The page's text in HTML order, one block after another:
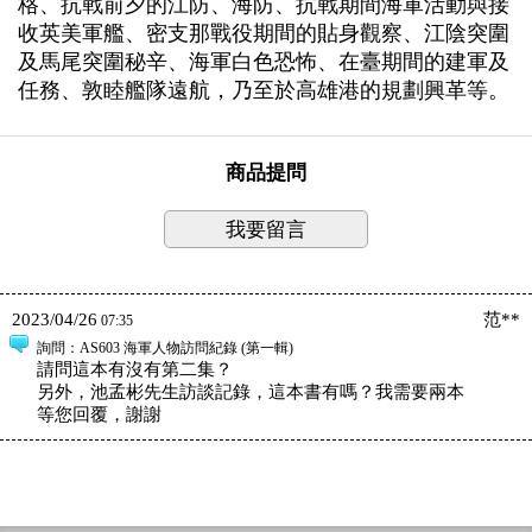
格、抗戰前夕的江防、海防、抗戰期間海軍活動與接
收英美軍艦、密支那戰役期間的貼身觀察、江陰突圍
及馬尾突圍秘辛、海軍白色恐怖、在臺期間的建軍及
任務、敦睦艦隊遠航，乃至於高雄港的規劃興革等。
商品提問
我要留言
2023/04/26 07:35 范**
詢問 ：AS603 海軍人物訪問紀錄 (第一輯)
請問這本有沒有第二集？
另外，池孟彬先生訪談記錄，這本書有嗎？我需要兩本
等您回覆，謝謝